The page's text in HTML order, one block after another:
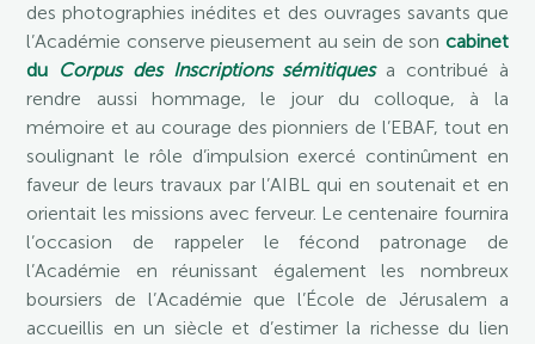
des photographies inédites et des ouvrages savants que
l’Académie conserve pieusement au sein de son cabinet
du Corpus des Inscriptions sémitiquesa contribué à
rendre aussi hommage, le jour du colloque, à la
mémoire et au courage des pionniers de l’EBAF, tout en
soulignant le rôle d’impulsion exercé continûment en
faveur de leurs travaux par l’AIBL qui en soutenait et en
orientait les missions avec ferveur. Le centenaire fournira
l’occasion de rappeler le fécond patronage de
l’Académie en réunissant également les nombreux
boursiers de l’Académie que l’École de Jérusalem a
accueillis en un siècle et d’estimer la richesse du lien